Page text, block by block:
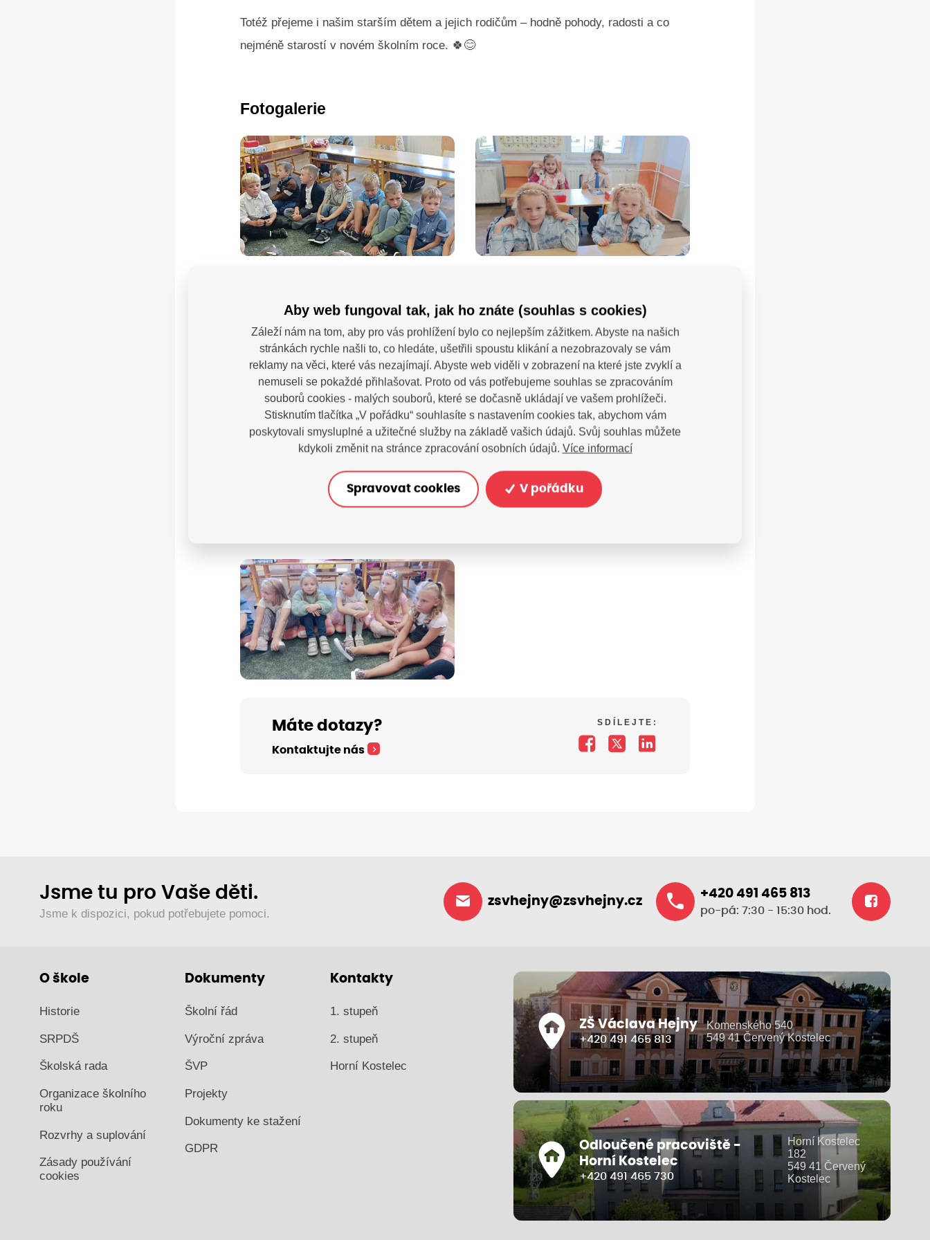
Totéž přejeme i našim starším dětem a jejich rodičům – hodně pohody, radosti a co
nejméně starostí v novém školním roce. 🍀 😊
Fotogalerie
Máte dotazy?
Kontaktujte nás
SDÍLEJTE:
Jsme tu pro Vaše děti.
Jsme k dispozici, pokud potřebujete pomoci.
zsvhejny@zsvhejny.cz
+420 491 465 813
po-pá: 7:30 - 15:30 hod.
O škole
Historie
SRPDŠ
Školská rada
Organizace školního
roku
Rozvrhy a suplování
Zásady používání
cookies
Dokumenty
Školní řád
Výroční zpráva
ŠVP
Projekty
Dokumenty ke stažení
GDPR
Kontakty
1. stupeň
2. stupeň
Horní Kostelec
ZŠ Václava Hejny
+420 491 465 813
Komenského 540
549 41 Červený Kostelec
Odloučené pracoviště -
Horní Kostelec
+420 491 465 730
Horní Kostelec
182
549 41 Červený
Kostelec
Aby web fungoval tak, jak ho znáte (souhlas s cookies)
Záleží nám na tom, aby pro vás prohlížení bylo co nejlepším zážitkem. Abyste na našich
stránkách rychle našli to, co hledáte, ušetřili spoustu klikání a nezobrazovaly se vám
reklamy na věci, které vás nezajímají. Abyste web viděli v zobrazení na které jste zvyklí a
nemuseli se pokaždé přihlašovat. Proto od vás potřebujeme souhlas se zpracováním
souborů cookies - malých souborů, které se dočasně ukládají ve vašem prohlížeči.
Stisknutím tlačítka „V pořádku“ souhlasíte s nastavením cookies tak, abychom vám
poskytovali smysluplné a užitečné služby na základě vašich údajů. Svůj souhlas můžete
kdykoli změnit na stránce zpracování osobních údajů. Více informací
Spravovat cookies V pořádku